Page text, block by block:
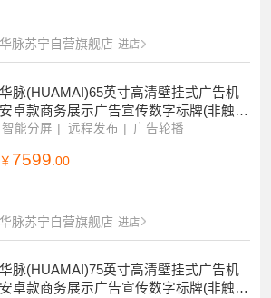
华脉苏宁自营旗舰店 进店
华脉(HUAMAI)65英寸高清壁挂式广告机
安卓款商务展示广告宣传数字标牌(非触
摸)HM-DG65B
智能分屏 远程发布 广告轮播
￥ 7599 .00
华脉苏宁自营旗舰店 进店
华脉(HUAMAI)75英寸高清壁挂式广告机
安卓款商务展示广告宣传数字标牌(非触